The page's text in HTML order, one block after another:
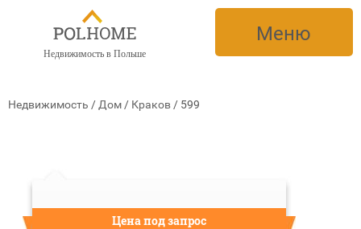
Недвижимость в Польше
Меню
Недвижимость / Дом / Краков / 599
Цена под запрос